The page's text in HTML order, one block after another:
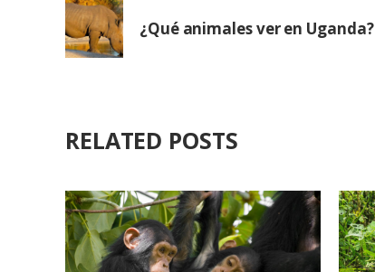
¿Qué animales ver en Uganda?
RELATED POSTS